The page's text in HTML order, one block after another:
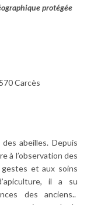
protégée
Carcès
abeilles. Depuis
à l’observation des
gestes et aux soins
il a su
des anciens..